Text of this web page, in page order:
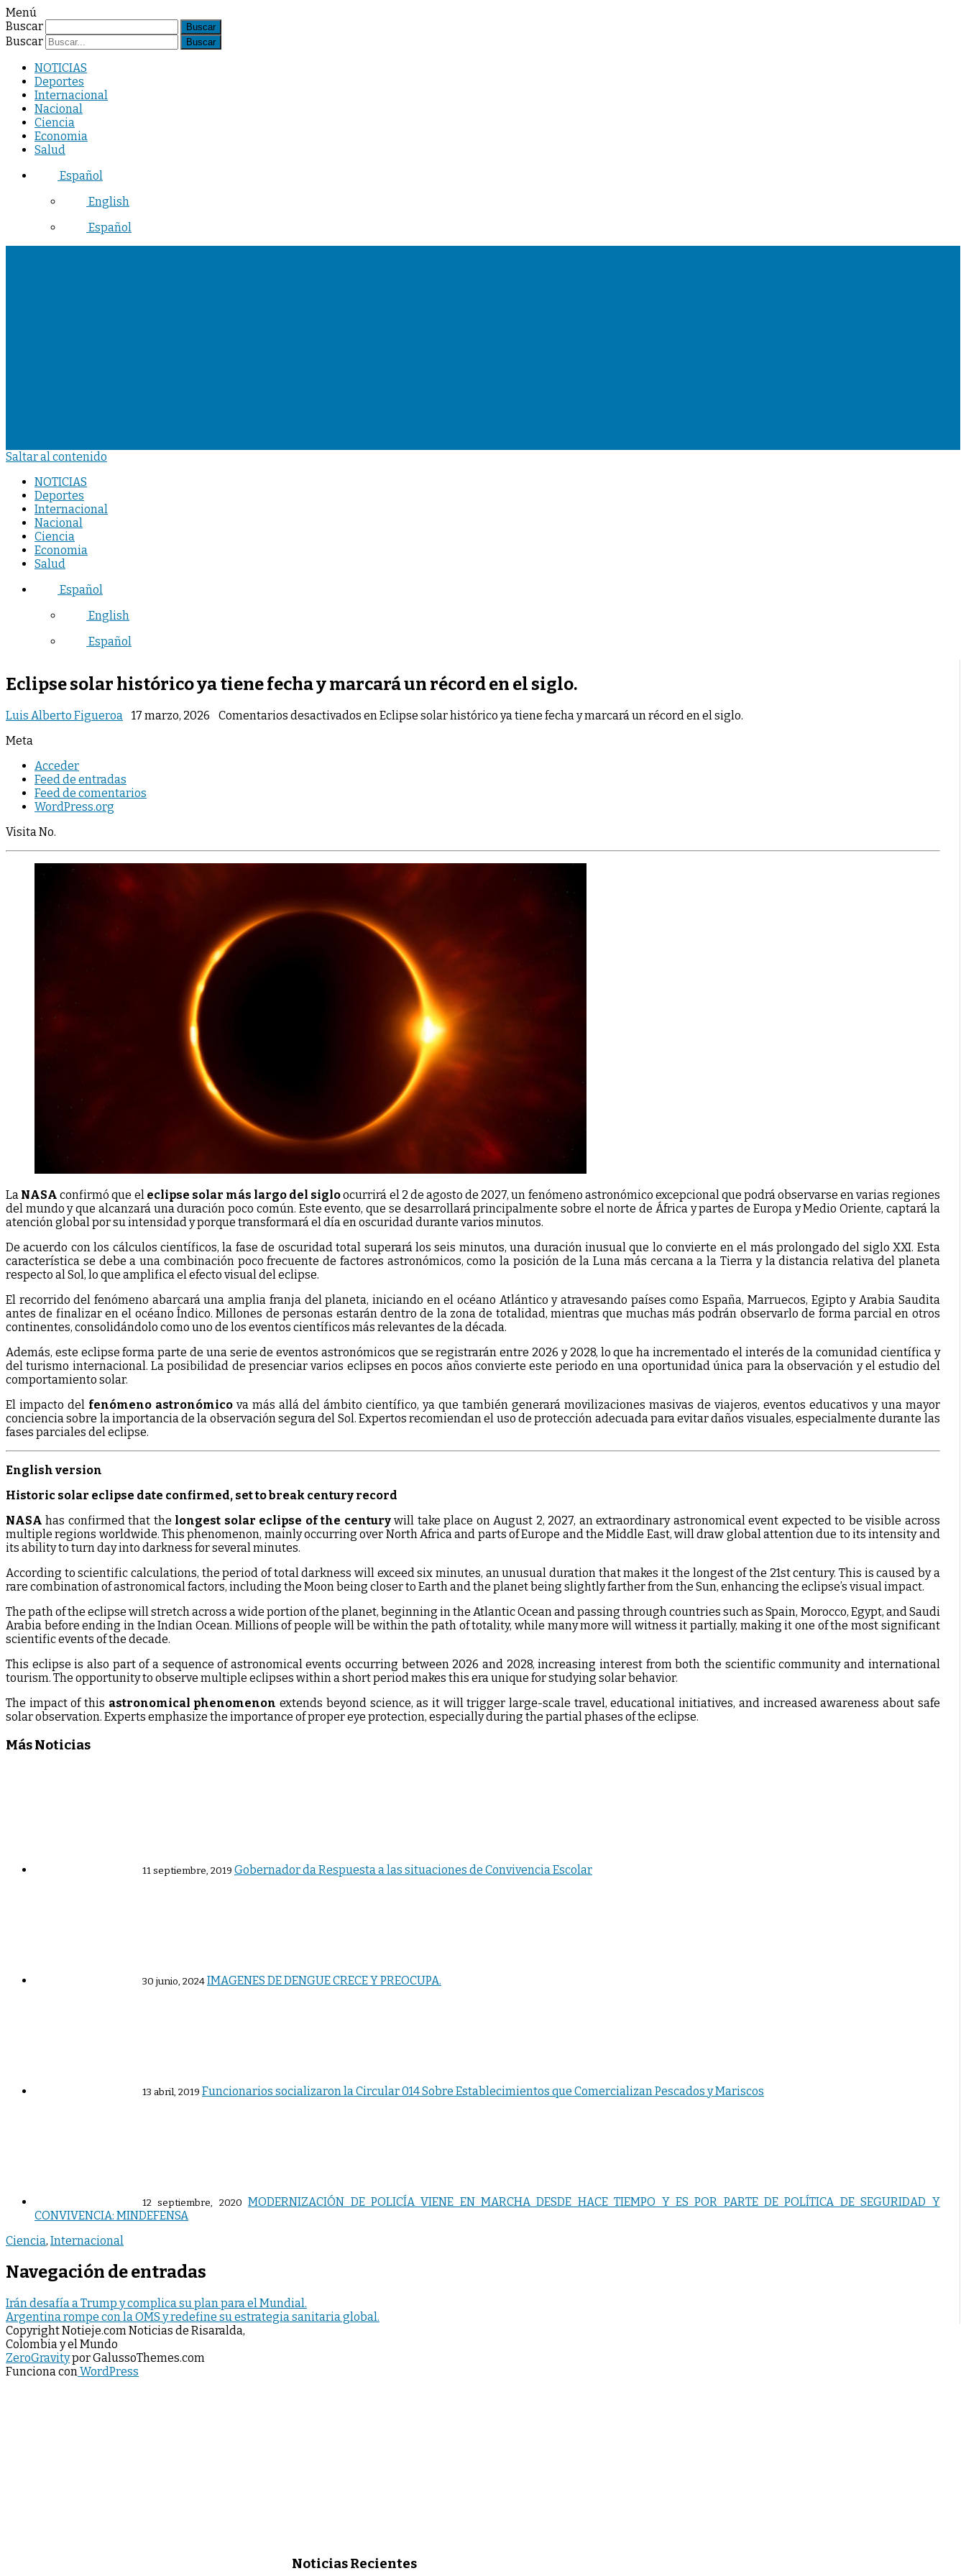
Menú
Buscar
Buscar
NOTICIAS
Deportes
Internacional
Nacional
Ciencia
Economia
Salud
Español
English
Español
Saltar al contenido
NOTICIAS
Deportes
Internacional
Nacional
Ciencia
Economia
Salud
Español
English
Español
Eclipse solar histórico ya tiene fecha y marcará un récord en el siglo.
Luis Alberto Figueroa 17 marzo, 2026 Comentarios desactivados en Eclipse solar histórico ya tiene fecha y marcará un récord en el siglo.
Meta
Acceder
Feed de entradas
Feed de comentarios
WordPress.org
Visita No.
La NASA confirmó que el eclipse solar más largo del sigloocurrirá el 2 de agosto de 2027, un fenómeno astronómico excepcional que podrá observarse en varias regiones
del mundo y que alcanzará una duración poco común. Este evento, que se desarrollará principalmente sobre el norte de África y partes de Europa y Medio Oriente, captará la
atención global por su intensidad y porque transformará el día en oscuridad durante varios minutos.
De acuerdo con los cálculos científicos, la fase de oscuridad total superará los seis minutos, una duración inusual que lo convierte en el más prolongado del siglo XXI. Esta
característica se debe a una combinación poco frecuente de factores astronómicos, como la posición de la Luna más cercana a la Tierra y la distancia relativa del planeta
respecto al Sol, lo que amplifica el efecto visual del eclipse.
El recorrido del fenómeno abarcará una amplia franja del planeta, iniciando en el océano Atlántico y atravesando países como España, Marruecos, Egipto y Arabia Saudita
antes de finalizar en el océano Índico. Millones de personas estarán dentro de la zona de totalidad, mientras que muchas más podrán observarlo de forma parcial en otros
continentes, consolidándolo como uno de los eventos científicos más relevantes de la década.
Además, este eclipse forma parte de una serie de eventos astronómicos que se registrarán entre 2026 y 2028, lo que ha incrementado el interés de la comunidad científica y
del turismo internacional. La posibilidad de presenciar varios eclipses en pocos años convierte este periodo en una oportunidad única para la observación y el estudio del
comportamiento solar.
El impacto del fenómeno astronómicova más allá del ámbito científico, ya que también generará movilizaciones masivas de viajeros, eventos educativos y una mayor
conciencia sobre la importancia de la observación segura del Sol. Expertos recomiendan el uso de protección adecuada para evitar daños visuales, especialmente durante las
fases parciales del eclipse.
English version
Historic solar eclipse date confirmed, set to break century record
NASA has confirmed that the longest solar eclipse of the centurywill take place on August 2, 2027, an extraordinary astronomical event expected to be visible across
multiple regions worldwide. This phenomenon, mainly occurring over North Africa and parts of Europe and the Middle East, will draw global attention due to its intensity and
its ability to turn day into darkness for several minutes.
According to scientific calculations, the period of total darkness will exceed six minutes, an unusual duration that makes it the longest of the 21st century. This is caused by a
rare combination of astronomical factors, including the Moon being closer to Earth and the planet being slightly farther from the Sun, enhancing the eclipse’s visual impact.
The path of the eclipse will stretch across a wide portion of the planet, beginning in the Atlantic Ocean and passing through countries such as Spain, Morocco, Egypt, and Saudi
Arabia before ending in the Indian Ocean. Millions of people will be within the path of totality, while many more will witness it partially, making it one of the most significant
scientific events of the decade.
This eclipse is also part of a sequence of astronomical events occurring between 2026 and 2028, increasing interest from both the scientific community and international
tourism. The opportunity to observe multiple eclipses within a short period makes this era unique for studying solar behavior.
The impact of this astronomical phenomenon extends beyond science, as it will trigger large-scale travel, educational initiatives, and increased awareness about safe
solar observation. Experts emphasize the importance of proper eye protection, especially during the partial phases of the eclipse.
Más Noticias
11 septiembre, 2019 Gobernador da Respuesta a las situaciones de Convivencia Escolar
30 junio, 2024IMAGENES DE DENGUE CRECE Y PREOCUPA.
13 abril, 2019 Funcionarios socializaron la Circular 014 Sobre Establecimientos que Comercializan Pescados y Mariscos
12 septiembre, 2020 MODERNIZACIÓN DE POLICÍA VIENE EN MARCHA DESDE HACE TIEMPO Y ES POR PARTE DE POLÍTICA DE SEGURIDAD Y
CONVIVENCIA: MINDEFENSA
Ciencia, Internacional
Navegación de entradas
Irán desafía a Trump y complica su plan para el Mundial.
Argentina rompe con la OMS y redefine su estrategia sanitaria global.
Noticias Recientes
Copyright Notieje.com Noticias de Risaralda,
Colombia y el Mundo
ZeroGravitypor GalussoThemes.com
Funciona conWordPress